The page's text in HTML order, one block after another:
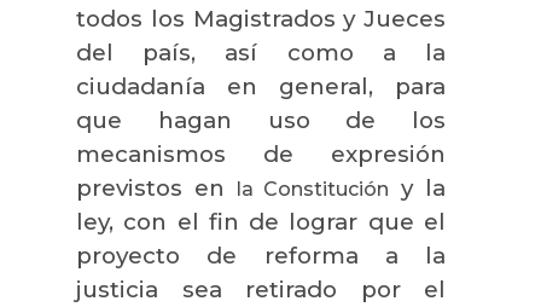
todos los Magistrados y Jueces
del país, así como a la
ciudadanía en general, para
que hagan uso de los
mecanismos de expresión
previstos en
la Constitución y la
ley, con el fin de lograr que el
proyecto de reforma a la
justicia sea retirado por el